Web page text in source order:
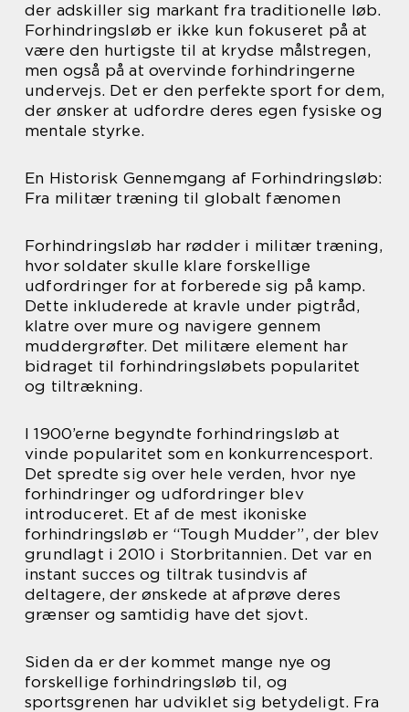
der adskiller sig markant fra traditionelle løb.
Forhindringsløb er ikke kun fokuseret på at
være den hurtigste til at krydse målstregen,
men også på at overvinde forhindringerne
undervejs. Det er den perfekte sport for dem,
der ønsker at udfordre deres egen fysiske og
mentale styrke.
En Historisk Gennemgang af Forhindringsløb:
Fra militær træning til globalt fænomen
Forhindringsløb har rødder i militær træning,
hvor soldater skulle klare forskellige
udfordringer for at forberede sig på kamp.
Dette inkluderede at kravle under pigtråd,
klatre over mure og navigere gennem
muddergrøfter. Det militære element har
bidraget til forhindringsløbets popularitet
og tiltrækning.
I 1900’erne begyndte forhindringsløb at
vinde popularitet som en konkurrencesport.
Det spredte sig over hele verden, hvor nye
forhindringer og udfordringer blev
introduceret. Et af de mest ikoniske
forhindringsløb er “Tough Mudder”, der blev
grundlagt i 2010 i Storbritannien. Det var en
instant succes og tiltrak tusindvis af
deltagere, der ønskede at afprøve deres
grænser og samtidig have det sjovt.
Siden da er der kommet mange nye og
forskellige forhindringsløb til, og
sportsgrenen har udviklet sig betydeligt. Fra